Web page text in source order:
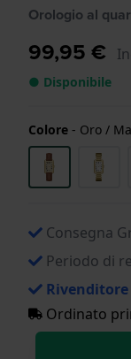
Orologio al
99,95 €
● Disponibile
Colore - Oro /
Consegna
Periodo di
Ordinato